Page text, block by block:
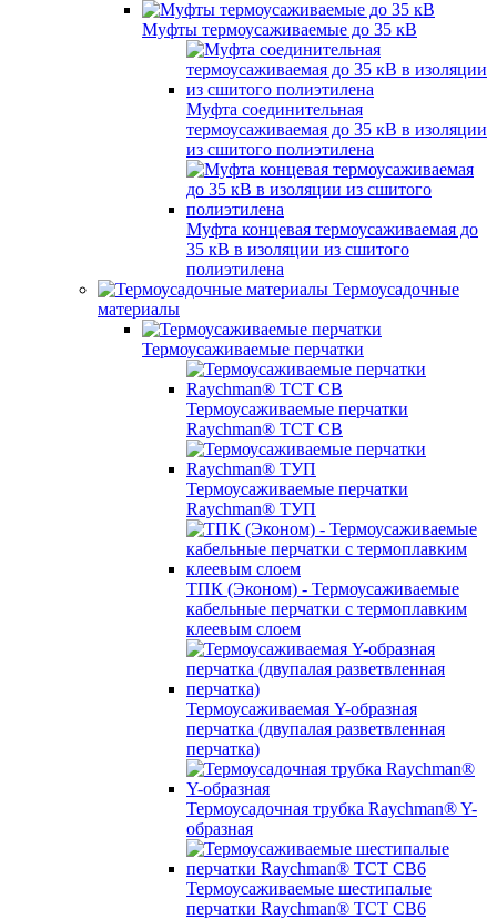
Муфты термоусаживаемые до 35 кВ
Муфта соединительная
термоусаживаемая до 35 кВ в изоляции
из сшитого полиэтилена
Муфта концевая термоусаживаемая до
35 кВ в изоляции из сшитого
полиэтилена
Термоусадочные
материалы
Термоусаживаемые перчатки
Термоусаживаемые перчатки
Raychman® TCT CB
Термоусаживаемые перчатки
Raychman® ТУП
ТПК (Эконом) - Термоусаживаемые
кабельные перчатки с термоплавким
клеевым слоем
Термоусаживаемая Y-образная
перчатка (двупалая разветвленная
перчатка)
Термоусадочная трубка Raychman® Y-
образная
Термоусаживаемые шестипалые
перчатки Raychman® ТСТ СВ6